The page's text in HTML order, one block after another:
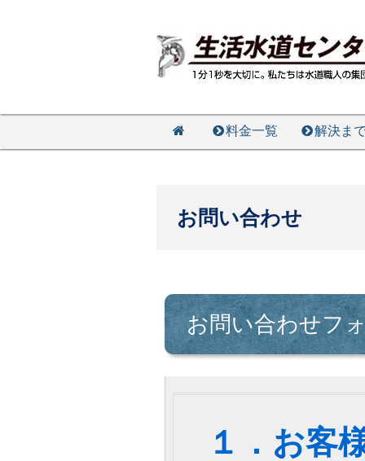
料金一覧 解決ま
お問い合わせ
お問い合わせフ
１．お客